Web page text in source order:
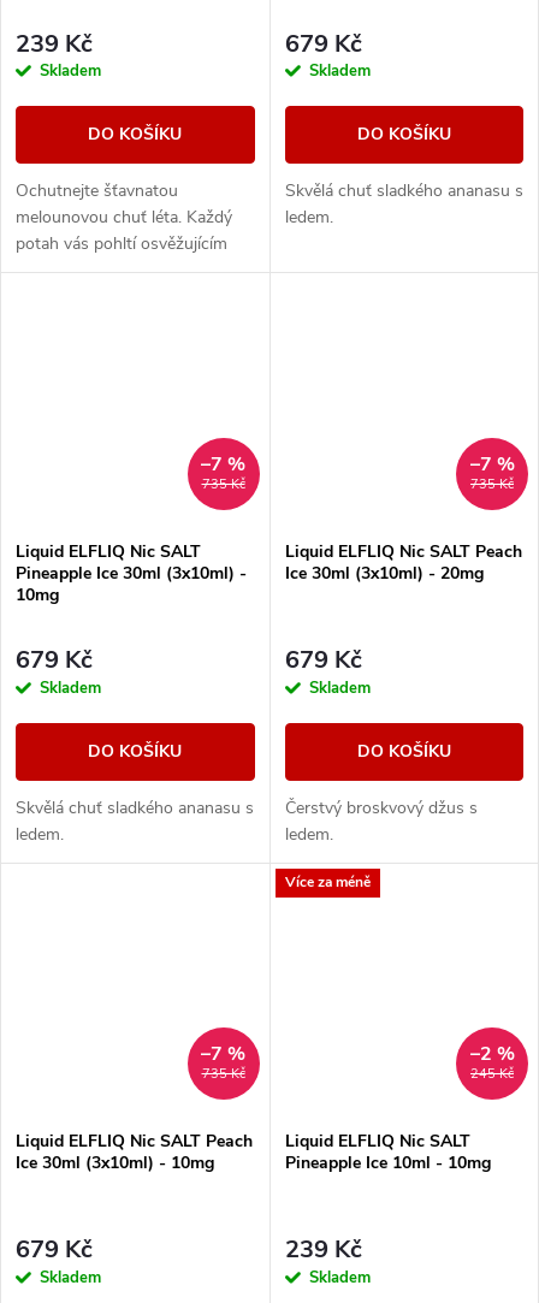
239 Kč
Skladem
DO KOŠÍKU
Ochutnejte šťavnatou
melounovou chuť léta. Každý
potah vás pohltí osvěžujícím
ledovým závěrem, který
679 Kč
Skladem
DO KOŠÍKU
Skvělá chuť sladkého ananasu s
ledem.
735 Kč
–7 %
Liquid ELFLIQ Nic SALT
Pineapple Ice 30ml (3x10ml) -
10mg
679 Kč
Skladem
DO KOŠÍKU
Skvělá chuť sladkého ananasu s
ledem.
735 Kč
–7 %
Liquid ELFLIQ Nic SALT Peach
Ice 30ml (3x10ml) - 20mg
679 Kč
Skladem
DO KOŠÍKU
Čerstvý broskvový džus s
ledem.
735 Kč
–7 %
Liquid ELFLIQ Nic SALT Peach
Ice 30ml (3x10ml) - 10mg
679 Kč
Skladem
Více za méně
245 Kč
–2 %
Liquid ELFLIQ Nic SALT
Pineapple Ice 10ml - 10mg
239 Kč
Skladem